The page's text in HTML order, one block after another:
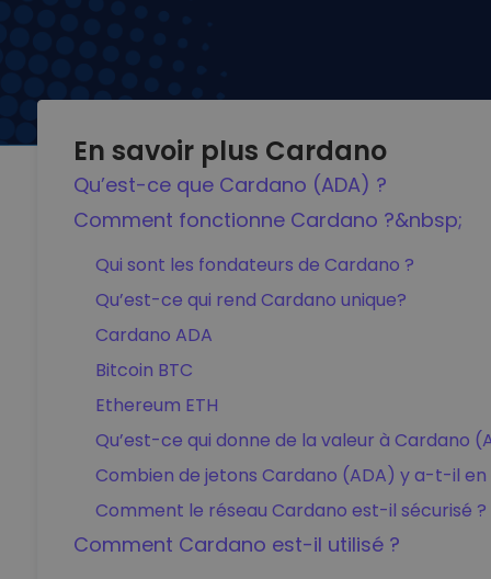
En savoir plus Cardano
Qu’est-ce que Cardano (ADA) ?
Comment fonctionne Cardano ?&nbsp;
Qui sont les fondateurs de Cardano ?
Qu’est-ce qui rend Cardano unique?
Cardano ADA
Bitcoin BTC
Ethereum ETH
Qu’est-ce qui donne de la valeur à Cardano
Combien de jetons Cardano (ADA) y a-t-il
Comment le réseau Cardano est-il sécurisé ?
Comment Cardano est-il utilisé ?